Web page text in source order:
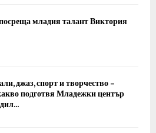
младия талант Виктория
джаз, спорт и творчество –
подготвя Младежки център